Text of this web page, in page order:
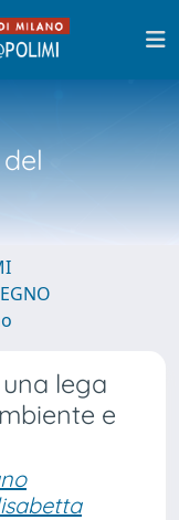
lega
e